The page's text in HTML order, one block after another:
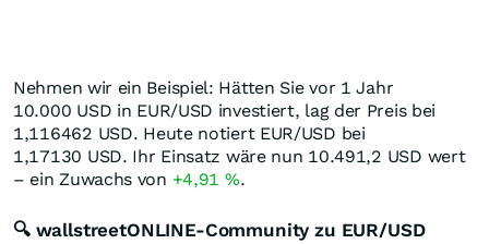
Nehmen wir ein Beispiel: Hätten Sie vor 1 Jahr
10.000 USD in EUR/USD investiert, lag der Preis bei
1,116462 USD. Heute notiert EUR/USD bei
1,17130 USD. Ihr Einsatz wäre nun 10.491,2 USD wert
– ein Zuwachs von +4,91 %.
🔍 wallstreetONLINE-Community zu EUR/USD